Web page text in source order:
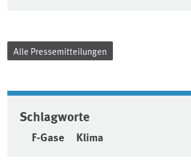
Alle Pressemitteilungen
Schlagworte
F-Gase Klima